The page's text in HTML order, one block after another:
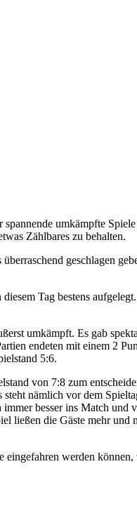
umkämpfte
Zählbares zu behalten.
geschlagen
Tag bestens
umkämpft. Es gab
endeten mit einem 2
5:6.
von 7:8 zum
nämlich vor dem
besser ins Match und
ließen die Gäste mehr
werden